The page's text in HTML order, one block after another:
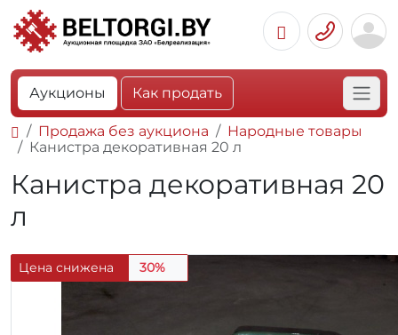
Аукционы Как продать
Продажа без аукциона
Народные товары
Канистра декоративная 20 л
Канистра декоративная 20
л
Цена снижена 30%